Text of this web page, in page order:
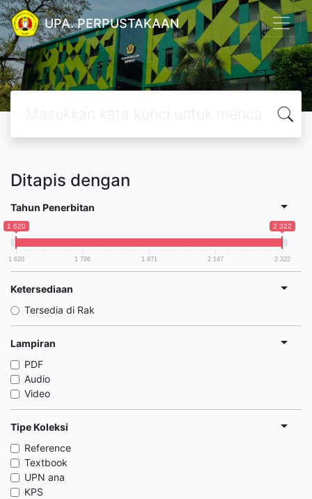
UPA. PERPUSTAKAAN
Ditapis dengan
Tahun Penerbitan
1 620 2 322
1 620 1 796 1 971 2 147 2 322
Ketersediaan
Tersedia di Rak
Lampiran
PDF
Audio
Video
Tipe Koleksi
Reference
Textbook
UPN ana
KPS